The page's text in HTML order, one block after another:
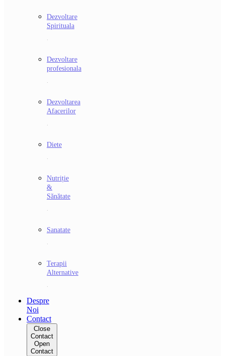
Dezvoltare
Spirituala
.
Dezvoltare
profesionala
.
Dezvoltarea
Afacerilor
.
Diete
.
Nutriție
&
Sănătate
.
Sanatate
.
Terapii
Alternative
.
Despre
Noi
Contact
Close
Contact
Open
Contact